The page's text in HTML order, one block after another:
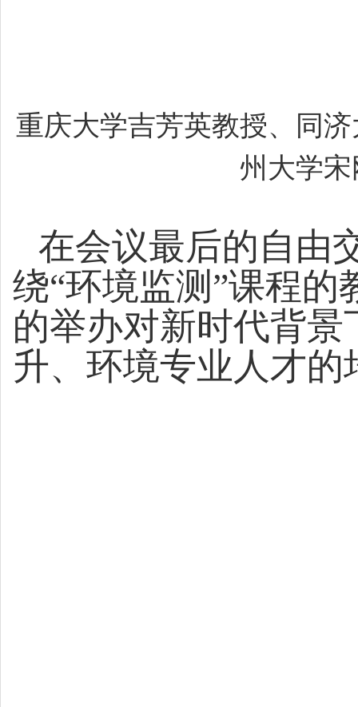
重庆大学吉芳英教授、同
州大学
在会议最后的自由
绕“环境监测”课程
的举办对新时代背
升、环境专业人才